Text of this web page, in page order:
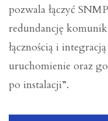
pozwala łączyć
redundancję
łącznością i
uruchomienie oraz
po instalacji”.